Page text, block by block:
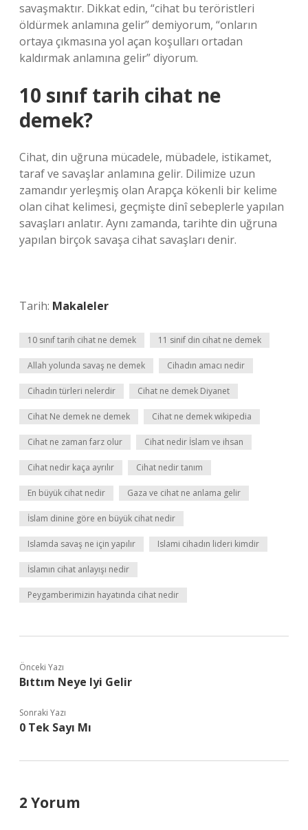
savaşmaktır. Dikkat edin, “cihat bu teröristleri
öldürmek anlamına gelir” demiyorum, “onların
ortaya çıkmasına yol açan koşulları ortadan
kaldırmak anlamına gelir” diyorum.
10 sınıf tarih cihat ne
demek?
Cihat, din uğruna mücadele, mübadele, istikamet,
taraf ve savaşlar anlamına gelir. Dilimize uzun
zamandır yerleşmiş olan Arapça kökenli bir kelime
olan cihat kelimesi, geçmişte dinî sebeplerle yapılan
savaşları anlatır. Aynı zamanda, tarihte din uğruna
yapılan birçok savaşa cihat savaşları denir.
Tarih: Makaleler
10 sınıf tarih cihat ne demek 11 sinif din cihat ne demek
Allah yolunda savaş ne demek Cihadın amacı nedir
Cihadın türleri nelerdir Cihat ne demek Diyanet
Cihat Ne demek ne demek Cihat ne demek wikipedia
Cihat ne zaman farz olur Cihat nedir İslam ve ihsan
Cihat nedir kaça ayrılır Cihat nedir tanım
En büyük cihat nedir Gaza ve cihat ne anlama gelir
İslam dinine göre en büyük cihat nedir
Islamda savaş ne için yapılır Islami cihadın lideri kimdir
İslamın cihat anlayışı nedir
Peygamberimizin hayatında cihat nedir
Önceki Yazı
Bıttım Neye Iyi Gelir
Sonraki Yazı
0 Tek Sayı Mı
2 Yorum